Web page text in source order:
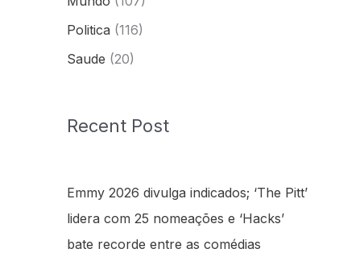
Politica (116)
Saude (20)
Recent Post
Emmy 2026 divulga indicados; ‘The Pitt’
lidera com 25 nomeações e ‘Hacks’
bate recorde entre as comédias